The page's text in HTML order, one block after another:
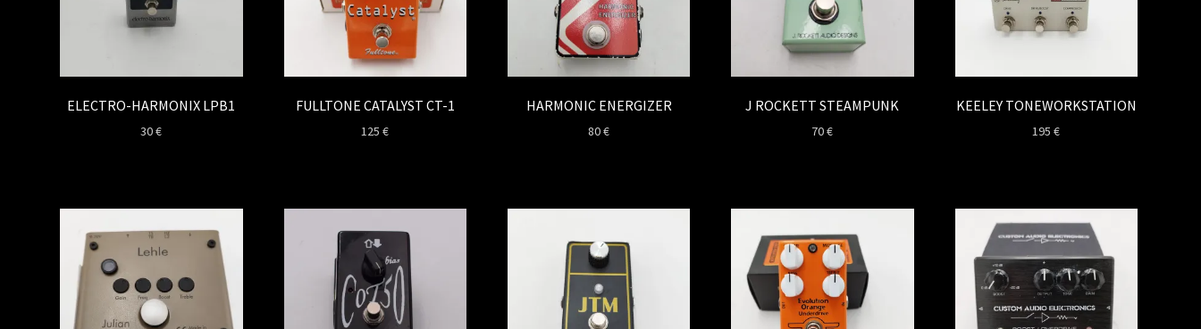
ELECTRO-HARMONIX LPB1
30€
FULLTONE CATALYST CT-1
125€
HARMONIC ENERGIZER
80€
J ROCKETT STEAMPUNK
70€
KEELEY TONEWORKSTATION
195€